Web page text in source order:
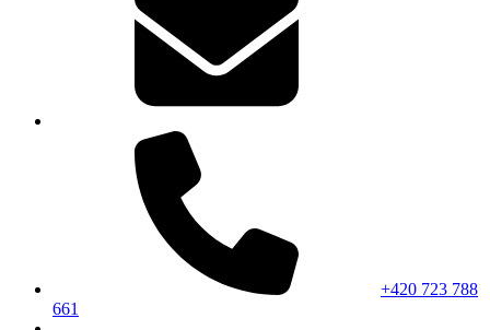
+420 723 788
661